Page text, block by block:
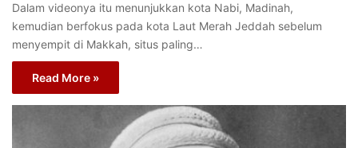
Dalam videonya itu menunjukkan kota Nabi, Madinah,
kemudian berfokus pada kota Laut Merah Jeddah sebelum
menyempit di Makkah, situs paling…
Read More »